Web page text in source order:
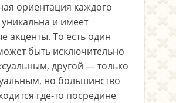
ориентация каждого
и имеет
акценты. То есть один
быть исключительно
другой — только
но большинство
где-то посредине